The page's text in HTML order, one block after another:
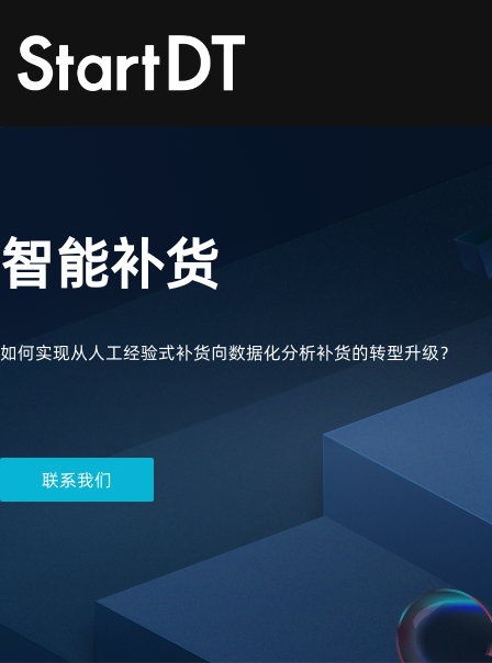
智能补货
如何实现从人工经验式补货向数据化分析补货的转型升级？
联系我们